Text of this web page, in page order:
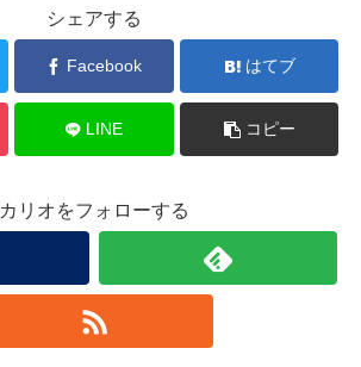
シェアする
Facebook はてブ
LINE コピー
カリオをフォローする